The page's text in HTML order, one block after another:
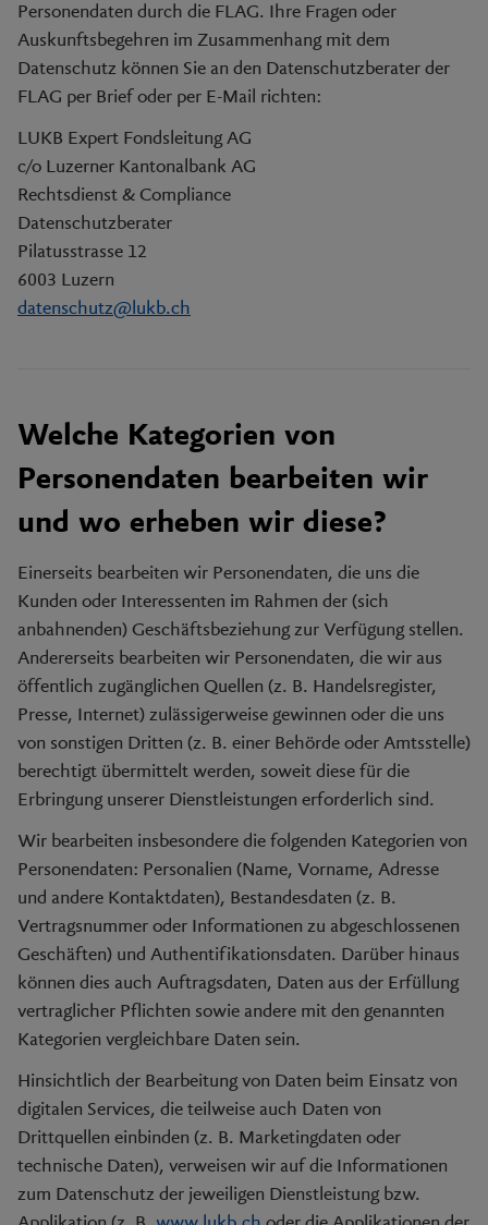
Personendaten durch die FLAG. Ihre Fragen oder
Auskunftsbegehren im Zusammenhang mit dem
Datenschutz können Sie an den Datenschutzberater der
FLAG per Brief oder per E-Mail richten:
LUKB Expert Fondsleitung AG
c/o Luzerner Kantonalbank AG
Rechtsdienst & Compliance
Datenschutzberater
Pilatusstrasse 12
6003 Luzern
datenschutz@lukb.ch
Welche Kategorien von
Personendaten bearbeiten wir
und wo erheben wir diese?
Einerseits bearbeiten wir Personendaten, die uns die
Kunden oder Interessenten im Rahmen der (sich
anbahnenden) Geschäftsbeziehung zur Verfügung stellen.
Andererseits bearbeiten wir Personendaten, die wir aus
öffentlich zugänglichen Quellen (z. B. Handelsregister,
Presse, Internet) zulässigerweise gewinnen oder die uns
von sonstigen Dritten (z. B. einer Behörde oder Amtsstelle)
berechtigt übermittelt werden, soweit diese für die
Erbringung unserer Dienstleistungen erforderlich sind.
Wir bearbeiten insbesondere die folgenden Kategorien von
Personendaten: Personalien (Name, Vorname, Adresse
und andere Kontaktdaten), Bestandesdaten (z. B.
Vertragsnummer oder Informationen zu abgeschlossenen
Geschäften) und Authentifikationsdaten. Darüber hinaus
können dies auch Auftragsdaten, Daten aus der Erfüllung
vertraglicher Pflichten sowie andere mit den genannten
Kategorien vergleichbare Daten sein.
Hinsichtlich der Bearbeitung von Daten beim Einsatz von
digitalen Services, die teilweise auch Daten von
Drittquellen einbinden (z. B. Marketingdaten oder
technische Daten), verweisen wir auf die Informationen
zum Datenschutz der jeweiligen Dienstleistung bzw.